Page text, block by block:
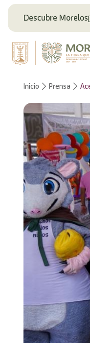
Descubre Morelos
Inicio Prensa